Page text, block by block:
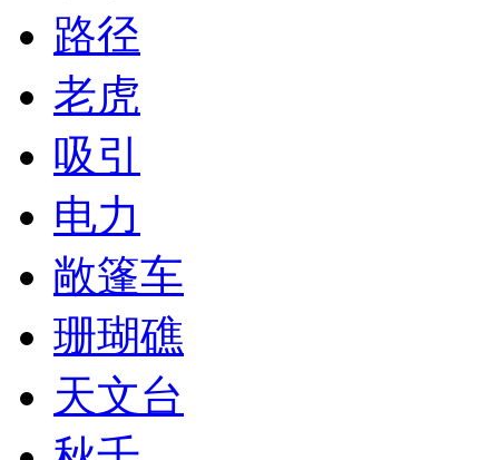
路径
老虎
吸引
电力
敞篷车
珊瑚礁
天文台